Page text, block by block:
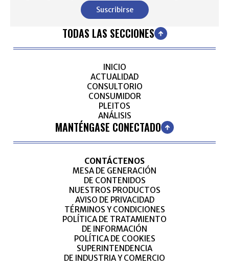
Suscribirse
TODAS LAS SECCIONES
INICIO
ACTUALIDAD
CONSULTORIO
CONSUMIDOR
PLEITOS
ANÁLISIS
MANTÉNGASE CONECTADO
CONTÁCTENOS
MESA DE GENERACIÓN
DE CONTENIDOS
NUESTROS PRODUCTOS
AVISO DE PRIVACIDAD
TÉRMINOS Y CONDICIONES
POLÍTICA DE TRATAMIENTO
DE INFORMACIÓN
POLÍTICA DE COOKIES
SUPERINTENDENCIA
DE INDUSTRIA Y COMERCIO